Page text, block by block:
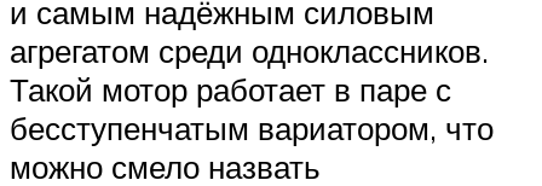
и самым надёжным силовым
агрегатом среди одноклассников.
Такой мотор работает в паре с
бесступенчатым вариатором, что
можно смело назвать